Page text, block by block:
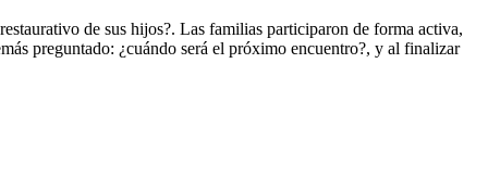
de sus hijos?. Las familias participaron de forma activa,
preguntado: ¿cuándo será el próximo encuentro?, y al finalizar